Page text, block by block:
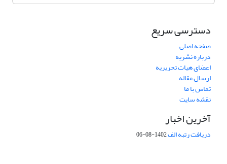
دسترسی سریع
صفحه اصلی
درباره نشریه
اعضای هیات تحریریه
ارسال مقاله
تماس با ما
نقشه سایت
آخرین اخبار
دریافت رتبه الف1402-08-06